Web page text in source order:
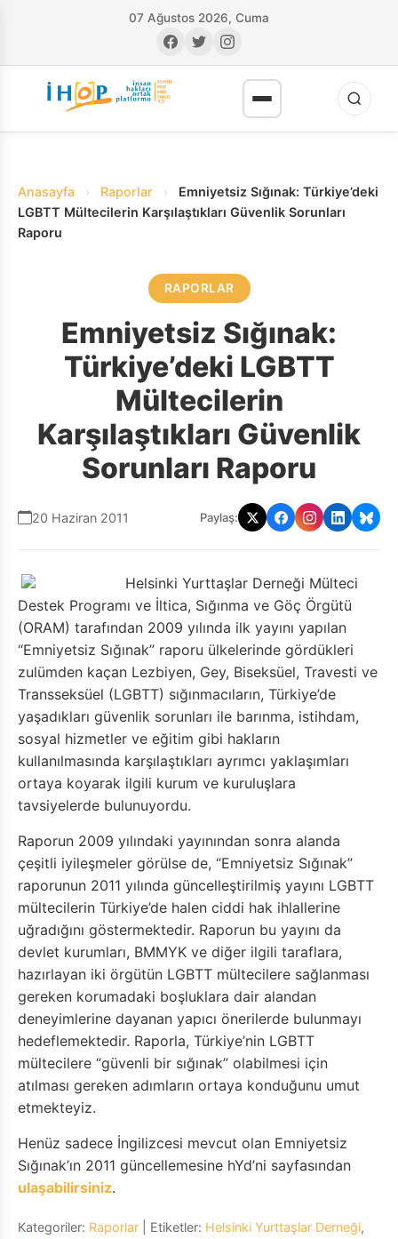
07 Ağustos 2026, Cuma
Anasayfa › Raporlar ›
Emniyetsiz Sığınak: Türkiye’deki
LGBTT Mültecilerin Karşılaştıkları Güvenlik Sorunları
Raporu
RAPORLAR
Emniyetsiz Sığınak:
Türkiye’deki LGBTT
Mültecilerin
Karşılaştıkları Güvenlik
Sorunları Raporu
20 Haziran 2011 Paylaş:
Helsinki Yurttaşlar Derneği Mülteci
Destek Programı ve İltica, Sığınma ve Göç Örgütü
(ORAM) tarafından 2009 yılında ilk yayını yapılan
“Emniyetsiz Sığınak” raporu ülkelerinde gördükleri
zulümden kaçan Lezbiyen, Gey, Biseksüel, Travesti ve
Transseksüel (LGBTT) sığınmacıların, Türkiye’de
yaşadıkları güvenlik sorunları ile barınma, istihdam,
sosyal hizmetler ve eğitim gibi hakların
kullanılmasında karşılaştıkları ayrımcı yaklaşımları
ortaya koyarak ilgili kurum ve kuruluşlara
tavsiyelerde bulunuyordu.
Raporun 2009 yılındaki yayınından sonra alanda
çeşitli iyileşmeler görülse de, “Emniyetsiz Sığınak”
raporunun 2011 yılında güncelleştirilmiş yayını LGBTT
mültecilerin Türkiye’de halen ciddi hak ihlallerine
uğradığını göstermektedir. Raporun bu yayını da
devlet kurumları, BMMYK ve diğer ilgili taraflara,
hazırlayan iki örgütün LGBTT mültecilere sağlanması
gereken korumadaki boşluklara dair alandan
deneyimlerine dayanan yapıcı önerilerde bulunmayı
hedeflemektedir. Raporla, Türkiye’nin LGBTT
mültecilere “güvenli bir sığınak” olabilmesi için
atılması gereken adımların ortaya konduğunu umut
etmekteyiz.
Henüz sadece İngilizcesi mevcut olan Emniyetsiz
Sığınak’ın 2011 güncellemesine hYd’ni sayfasından
ulaşabilirsiniz.
Kategoriler: Raporlar | Etiketler: Helsinki Yurttaşlar Derneği,